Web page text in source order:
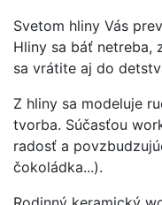
Svetom hliny Vás
Hliny sa báť netreba,
sa vrátite aj do
Z hliny sa modeluje
tvorba. Súčasťou
radosť a
čokoládka...).